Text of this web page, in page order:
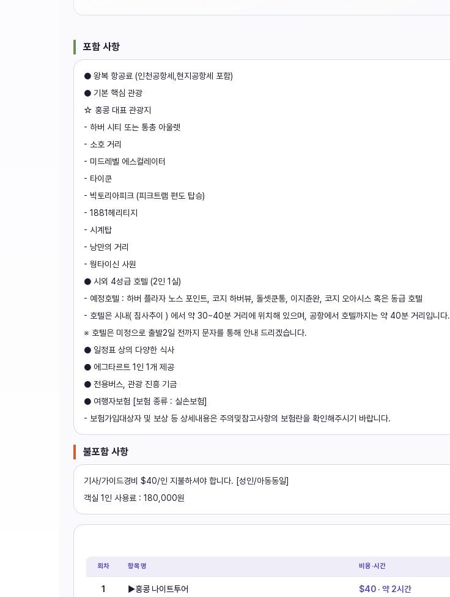
포함 사항
● 왕복 항공료 (인천공항세,현지공항세 포함)
● 기본 핵심 관광
☆ 홍콩 대표 관광지
- 하버 시티 또는 통총 아울렛
- 소호 거리
- 미드레벨 에스컬레이터
- 타이쿤
- 빅토리아피크 (피크트램 편도 탑승)
- 1881헤리티지
- 시계탑
- 낭만의 거리
- 웡타이신 사원
● 시외 4성급 호텔 (2인 1실)
- 예정호텔 : 하버 플라자 노스 포인트, 코지 하버뷰, 돌셋쿤통, 이지츈완, 코지 오아시스 혹은 동급 호텔
- 호텔은 시내( 침사추이 ) 에서 약 30~40분 거리에 위치해 있으며, 공항에서 호텔까지는 약 40분 거리입니다.
※ 호텔은 미정으로 출발2일 전까지 문자를 통해 안내 드리겠습니다.
● 일정표 상의 다양한 식사
● 에그타르트 1인 1개 제공
● 전용버스, 관광 진흥 기금
● 여행자보험 [보험 종류 : 실손보험]
- 보험가입대상자 및 보상 등 상세내용은 주의및참고사항의 보험란을 확인해주시기 바랍니다.
불포함 사항
기사/가이드경비 $40/인 지불하셔야 합니다. [성인/아동동일]
객실 1인 사용료 : 180,000원
회차 항목명 비용·시간
1 ▶홍콩 나이트투어 $40 · 약 2시간